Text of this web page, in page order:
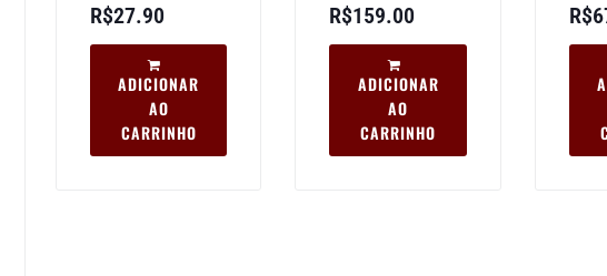
R$27.90
ADICIONAR
AO
CARRINHO
R$159.00
ADICIONAR
AO
CARRINHO
R$